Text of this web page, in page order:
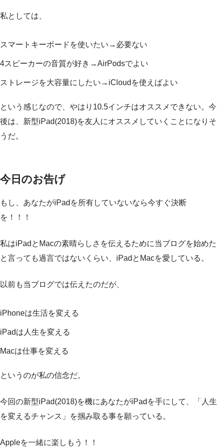
私としては、
スマートキーボードを使いたい→必要ない
4スピーカーの音質が好き→AirPodsでよい
ストレージを大容量にしたい→iCloudを使えばよい
という感じなので、やはり10.5インチはオススメできない。今
後は、新型iPad(2018)を友人にオススメしていくことになりそ
うだ。
今日のお告げ
もし、あなたがiPadを所有していないなら今すぐ決断
を！！！
私はiPadとMacの素晴らしさを伝えるために当ブログを始めた
と言っても過言ではないくらい、iPadとMacを愛している。
以前も当ブログでは伝えたのだが、
iPhoneは生活を変える
iPadは人生を変える
Macは仕事を変える
というのが私の信念だ。
今回の新型iPad(2018)を機にあなたがiPadを手にして、「人生
を変えるチャンス」を掴み取る事を願っている。
Appleを一緒に楽しもう！！